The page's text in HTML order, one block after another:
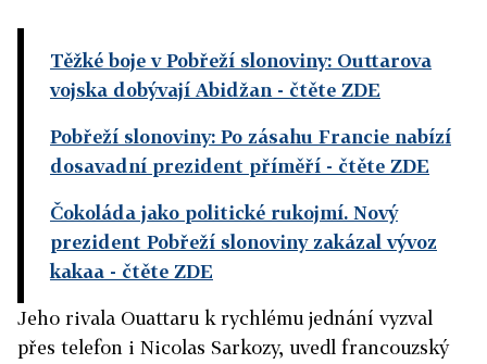
Těžké boje v Pobřeží slonoviny: Outtarova
vojska dobývají Abidžan - čtěte ZDE
Pobřeží slonoviny: Po zásahu Francie nabízí
dosavadní prezident příměří - čtěte ZDE
Čokoláda jako politické rukojmí. Nový
prezident Pobřeží slonoviny zakázal vývoz
kakaa - čtěte ZDE
Jeho rivala Ouattaru k rychlému jednání vyzval
přes telefon i Nicolas Sarkozy, uvedl francouzský